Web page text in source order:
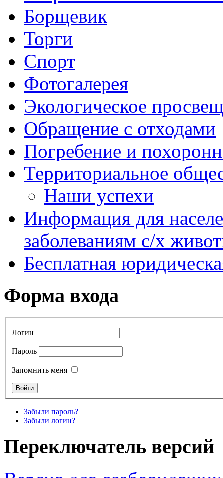
Борщевик
Торги
Спорт
Фотогалерея
Экологическое
Обращение с отходами
Погребение и
Территориальное
Наши успехи
Информация для
заболеваниям с/х
Бесплатная
Форма входа
Логин
Пароль
Запомнить меня
Забыли пароль?
Забыли логин?
Переключатель версий